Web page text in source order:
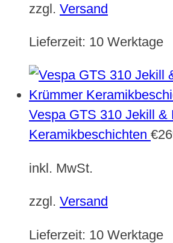
zzgl. Versand
Lieferzeit: 10 Werktage
Vespa GTS 310 Jekill &
Keramikbeschichten €
inkl. MwSt.
zzgl. Versand
Lieferzeit: 10 Werktage